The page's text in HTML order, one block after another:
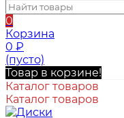
0
Корзина
0 ₽
(пусто)
Товар в корзине!
Каталог товаров
Каталог товаров